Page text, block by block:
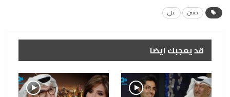
حسن علي
قد يعجبك ايضا